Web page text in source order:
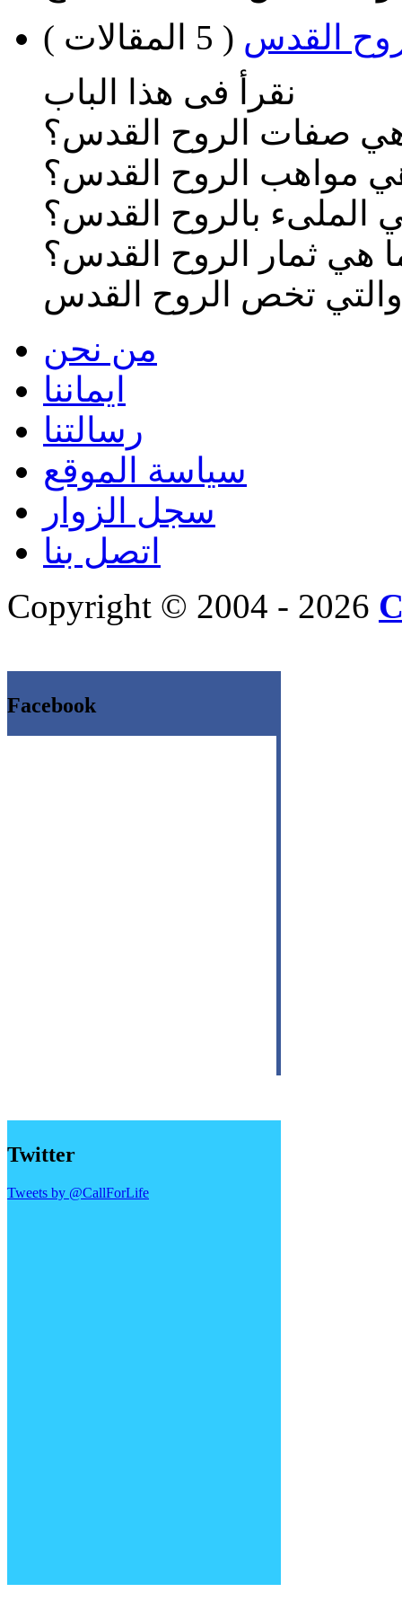
القدس ( 5 المقالات )
نقرأ فى هذا الباب
صفات الروح القدس؟
مواهب الروح القدس؟
الملىء بالروح القدس؟
هي ثمار الروح القدس؟
والتي تخص الروح القدس
من نحن
ايماننا
رسالتنا
سياسة الموقع
سجل الزوار
اتصل بنا
Copyright © 2004 - 2026
Facebook
Twitter
Tweets by @CallForLife